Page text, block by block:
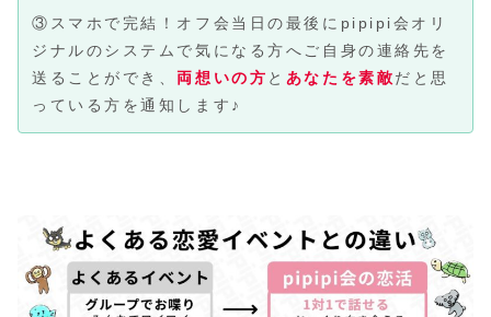
③スマホで完結！オフ会当日の最後にpipipi会オリ
ジナルのシステムで気になる方へご自身の連絡先を
送ることができ、 両想いの方 と あなたを素敵だと思
っている方を通知します♪